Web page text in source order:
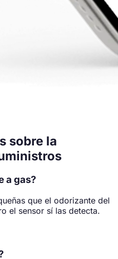
sobre la
a gas?
que el odorizante del
el sensor sí las detecta.